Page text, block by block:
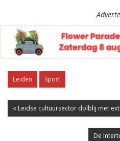
Leiden Sport
« Leidse cultuursector dolblij met
De